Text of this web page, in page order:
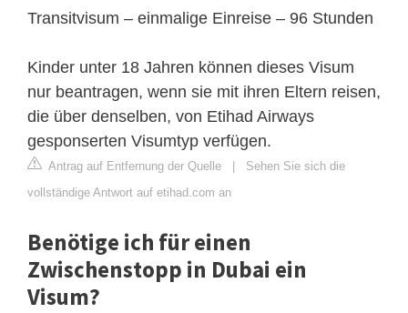
Transitvisum – einmalige Einreise – 96 Stunden
Kinder unter 18 Jahren können dieses Visum
nur beantragen, wenn sie mit ihren Eltern reisen,
die über denselben, von Etihad Airways
gesponserten Visumtyp verfügen.
Antrag auf Entfernung der Quelle
Sehen Sie sich die
vollständige Antwort auf etihad.com an
Benötige ich für einen
Zwischenstopp in Dubai ein
Visum?